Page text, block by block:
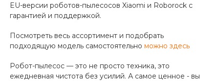
EU-версии роботов-пылесосов Xiaomi и Roborock с
гарантией и поддержкой.
Посмотреть весь ассортимент и подобрать
подходящую модель самостоятельно можно здесь
Робот-пылесос — это не просто техника, это
ежедневная чистота без усилий. А самое ценное - вы